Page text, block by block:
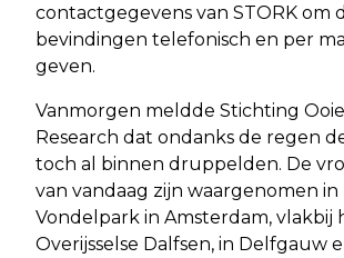
contactgegevens van STORK om
bevindingen telefonisch en per
geven.
Vanmorgen meldde Stichting
Research dat ondanks de regen
toch al binnen druppelden. De
van vandaag zijn waargenomen in
Vondelpark in Amsterdam, vlakbij
Overijsselse Dalfsen, in Delfgauw